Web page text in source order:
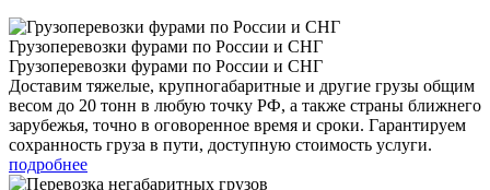
Грузоперевозки фурами по России и СНГ
Грузоперевозки фурами по России и СНГ
Доставим тяжелые, крупногабаритные и другие грузы общим
весом до 20 тонн в любую точку РФ, а также страны ближнего
зарубежья, точно в оговоренное время и сроки. Гарантируем
сохранность груза в пути, доступную стоимость услуги.
подробнее